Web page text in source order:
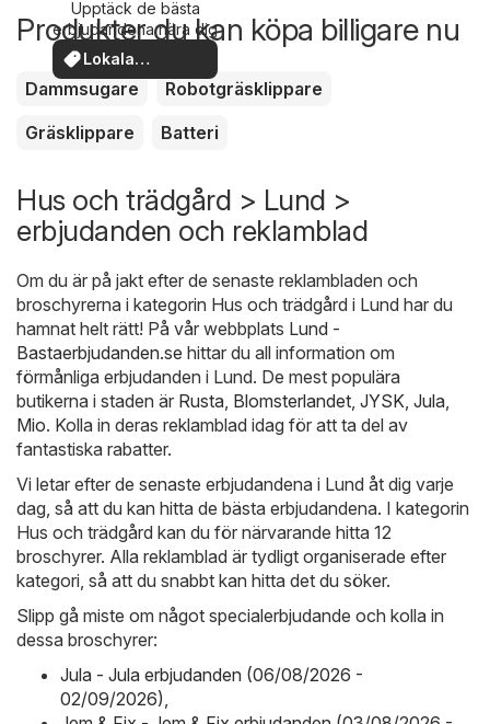
Upptäck de bästa
erbjudandena nära dig
Lokala
erbjudanden
Produkter du kan köpa billigare nu
Dammsugare
Robotgräsklippare
Gräsklippare
Batteri
Hus och trädgård > Lund >
erbjudanden och reklamblad
Om du är på jakt efter de senaste reklambladen och
broschyrerna i kategorin Hus och trädgård i Lund har du
hamnat helt rätt! På vår webbplats Lund -
Bastaerbjudanden.se hittar du all information om
förmånliga erbjudanden i Lund. De mest populära
butikerna i staden är Rusta, Blomsterlandet, JYSK, Jula,
Mio. Kolla in deras reklamblad idag för att ta del av
fantastiska rabatter.
Vi letar efter de senaste erbjudandena i Lund åt dig varje
dag, så att du kan hitta de bästa erbjudandena. I kategorin
Hus och trädgård kan du för närvarande hitta 12
broschyrer. Alla reklamblad är tydligt organiserade efter
kategori, så att du snabbt kan hitta det du söker.
Slipp gå miste om något specialerbjudande och kolla in
dessa broschyrer:
Jula - Jula erbjudanden (06/08/2026 -
02/09/2026),